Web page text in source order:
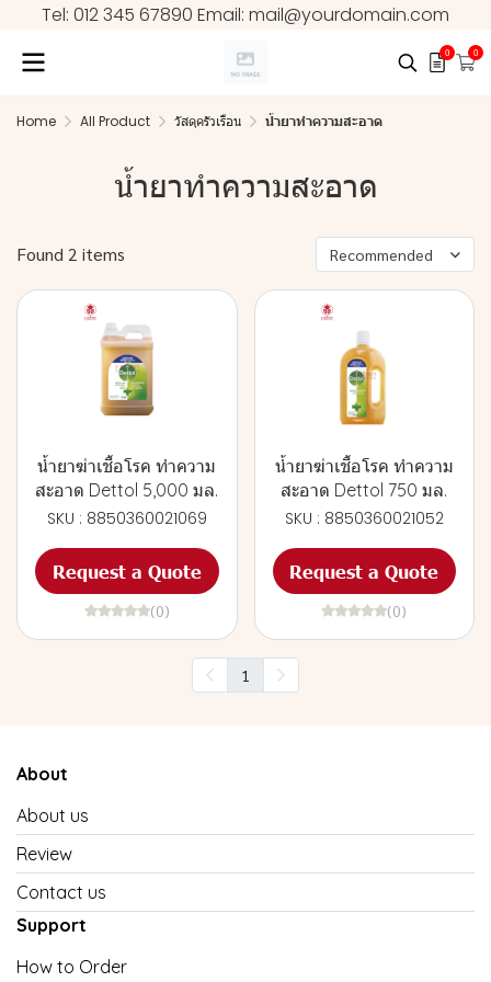
Tel: 012 345 67890 Email: mail@yourdomain.com
0 0
Home All Product วัสดุครัวเรือน น้ำยาทำความสะอาด
น้ำยาทำความสะอาด
Found 2 items Recommended
น้ำยาฆ่าเชื้อโรค ทำความ
สะอาด Dettol 5,000 มล.
SKU : 8850360021069
Request a Quote
(0)
น้ำยาฆ่าเชื้อโรค ทำความ
สะอาด Dettol 750 มล.
SKU : 8850360021052
Request a Quote
(0)
1
About
About us
Review
Contact us
Support
How to Order